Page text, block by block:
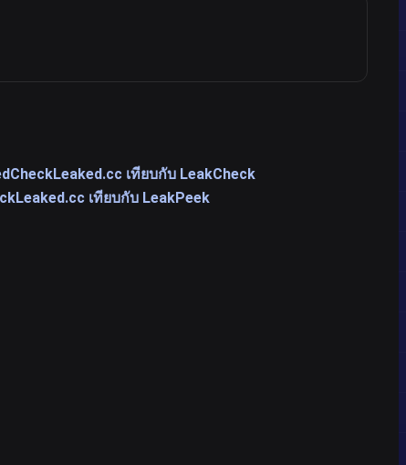
CheckLeaked.cc เทียบกับ LeakCheck
เทียบกับ LeakPeek